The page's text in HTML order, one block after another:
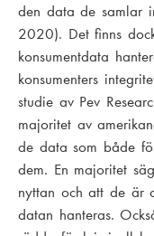
den data de samlar
2020). Det finns
konsumentdata
konsumenters
studie av Pev
majoritet av
de data som både
dem. En majoritet
nyttan och att de är
datan hanteras.